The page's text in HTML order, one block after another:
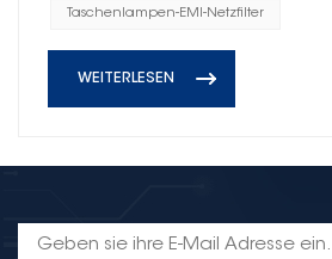
Taschenlampen-EMI-Netzfilter
WEITERLESEN